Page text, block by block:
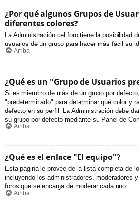
¿Por qué algunos Grupos de
diferentes colores?
La Administración del foro tiene la posibilidad
usuarios de un grupo para hacer más fácil su
Arriba
¿Qué es un "Grupo de Usuarios
Si es miembro de más de un grupo por
"predeterminado" para determinar qué color y
defecto en su perfil. La Administración debe
su grupo por defecto mediante su Panel de
Arriba
¿Qué es el enlace "El equipo"?
Esta página le provee de la lista completa de
incluyendo los administradores, moderadores
foros que se encarga de moderar cada uno.
Arriba